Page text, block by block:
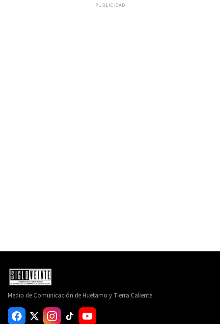
PUBLICIDAD
Medio de Comunicación de Huetamo y Tierra Caliente